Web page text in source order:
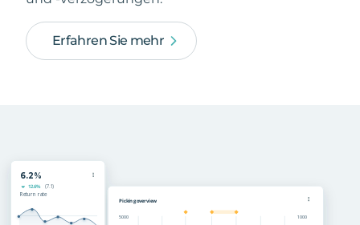
Erfahren Sie mehr